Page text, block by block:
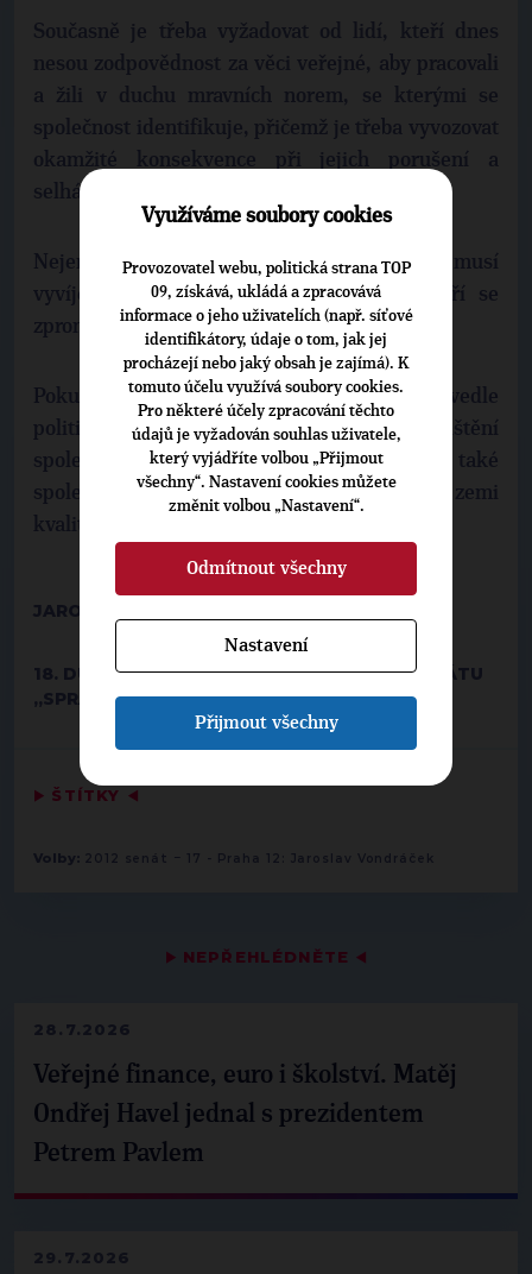
▶ NEPŘEHLÉDNĚTE ◀
28.7.2026
Veřejné finance, euro i školství. Matěj
Ondřej Havel jednal s prezidentem
Petrem Pavlem
29.7.2026
Současně je třeba vyžadovat od lidí, kteří dnes
nesou zodpovědnost za věci veřejné, aby pracovali
a žili v duchu mravních norem, se kterými se
společnost identifikuje, přičemž je třeba vyvozovat
okamžité konsekvence při jejich porušení a
selhání.
Nejen média, ale společnost jako taková musí
vyvíjet tlak na lidi ve veřejné sféře, kteří se
zpronevěřují právním a morálním hodnotám.
Pokud nebude v naší zemi fungovat vedle
politických a právních mechanismů pro očištění
společenského a politického života také
společenská angažovanost, nezmění se v naši zemi
kvalitativně nic.
JAROSLAV VONDRÁČEK
18. DUBEN 2011, PRAHA , KONFERENCE V SENÁTU
„SPRAVEDLNOST V PRÁVNÍM STÁTĚ“
▶ ŠTÍTKY ◀
Volby: 2012 senát - 17 - Praha 12: Jaroslav Vondráček
Využíváme soubory cookies
Provozovatel webu, politická strana TOP
09, získává, ukládá a zpracovává
informace o jeho uživatelích (např. síťové
identifikátory, údaje o tom, jak jej
procházejí nebo jaký obsah je zajímá). K
tomuto účelu využívá soubory cookies.
Pro některé účely zpracování těchto
údajů je vyžadován souhlas uživatele,
který vyjádříte volbou „Přijmout
všechny“. Nastavení cookies můžete
změnit volbou „Nastavení“.
Odmítnout všechny
Nastavení
Přijmout všechny